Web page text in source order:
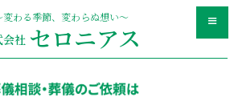
変わる季節、変わらぬ想い〜
会社 セロニアス